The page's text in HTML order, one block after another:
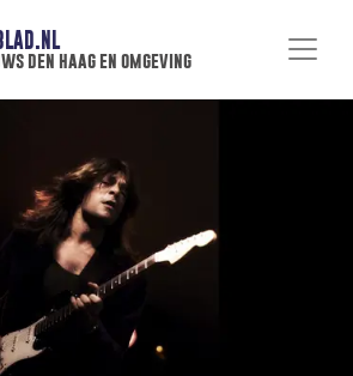
den haag en omgeving